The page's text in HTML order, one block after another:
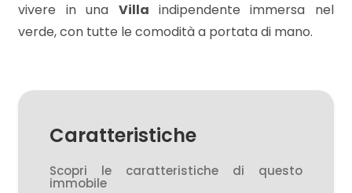
vivere in una Villa indipendente immersa nel
verde, con tutte le comodità a portata di mano.
Caratteristiche
Scopri le caratteristiche di questo
immobile
5
opzioni
multiscelta